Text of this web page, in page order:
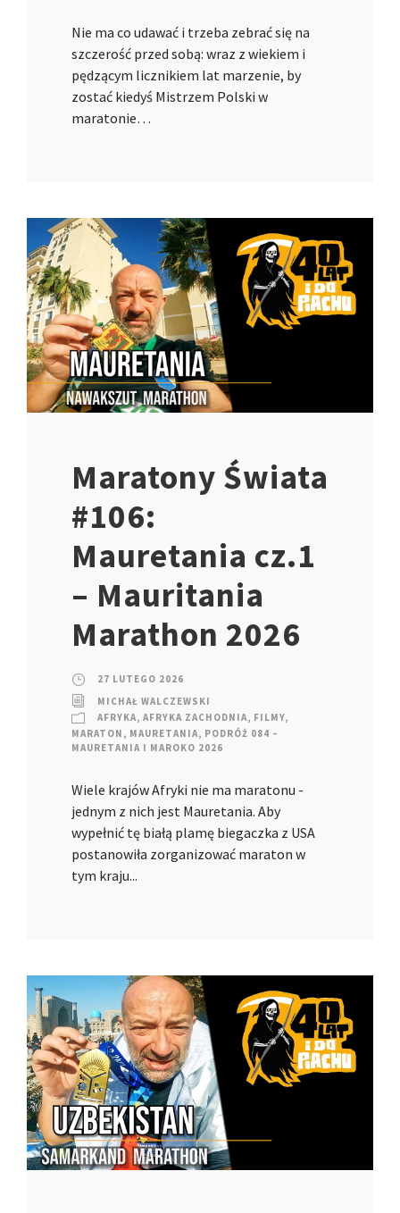
Nie ma co udawać i trzeba zebrać się na
szczerość przed sobą: wraz z wiekiem i
pędzącym licznikiem lat marzenie, by
zostać kiedyś Mistrzem Polski w
maratonie…
Maratony Świata
#106:
Mauretania cz.1
– Mauritania
Marathon 2026
27 LUTEGO 2026
MICHAŁ WALCZEWSKI
AFRYKA, AFRYKA ZACHODNIA, FILMY,
MARATON , MAURETANIA, PODRÓŻ 084 –
MAURETANIA I MAROKO 2026
Wiele krajów Afryki nie ma maratonu -
jednym z nich jest Mauretania. Aby
wypełnić tę białą plamę biegaczka z USA
postanowiła zorganizować maraton w
tym kraju...